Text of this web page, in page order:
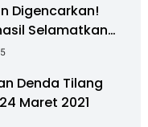
Digencarkan!
Selamatkan
Kembali 4 Juta
Denda Tilang
Maret 2021